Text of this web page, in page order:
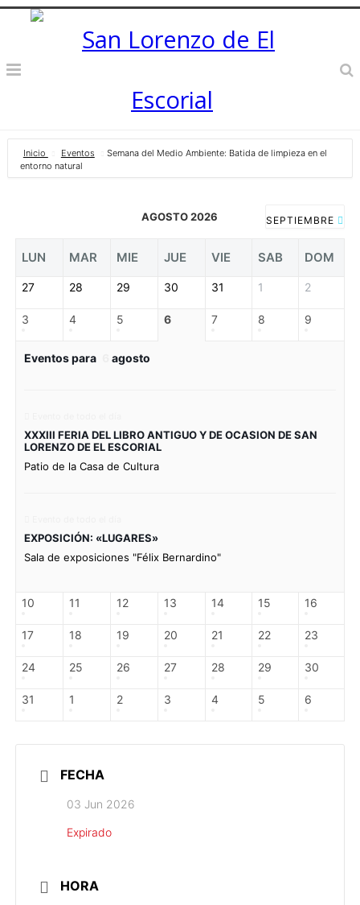
Inicio Eventos
Semana del Medio Ambiente: Batida de limpieza en el
entorno natural
AGOSTO 2026 SEPTIEMBRE
LUN MAR MIE JUE VIE SAB DOM
27 28 29 30 31 1 2
3 4 5 6 7 8 9
Eventos para agosto
XXXIII FERIA DEL LIBRO ANTIGUO Y DE OCASION DE SAN
LORENZO DE EL ESCORIAL
Patio de la Casa de Cultura
EXPOSICIÓN: «LUGARES»
Sala de exposiciones "Félix Bernardino"
10 11 12 13 14 15 16
17 18 19 20 21 22 23
24 25 26 27 28 29 30
31 1 2 3 4 5 6
FECHA
03 Jun 2026
Expirado
HORA